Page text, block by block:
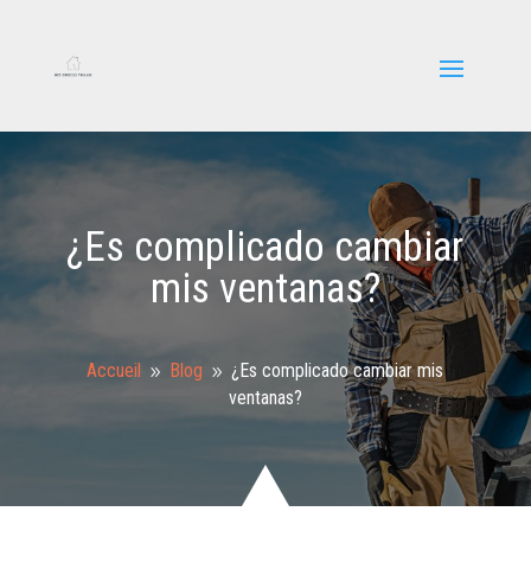
¿Es complicado cambiar
mis ventanas?
Accueil 9 Blog 9 ¿Es complicado cambiar mis
ventanas?